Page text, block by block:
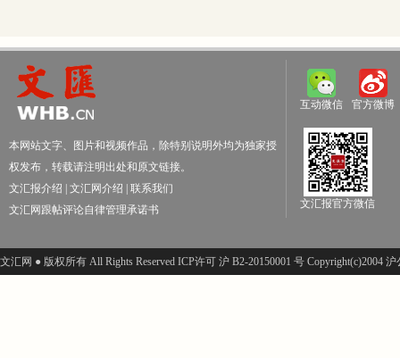
本网站文字、图片和视频作品，除特别说明外均为独家授
权发布，转载请注明出处和原文链接。
文汇报介绍
文汇网介绍
联系我们
文汇网跟帖评论自律管理承诺书
互动微信 官方微博
文汇报官方微信
文汇网 ● 版权所有 All Rights Reserved ICP许可 沪 B2-20150001 号 Copyright(c)2004